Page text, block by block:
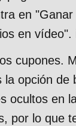
en
en vídeo".
cupones.
la opción de
ocultos en
por lo que